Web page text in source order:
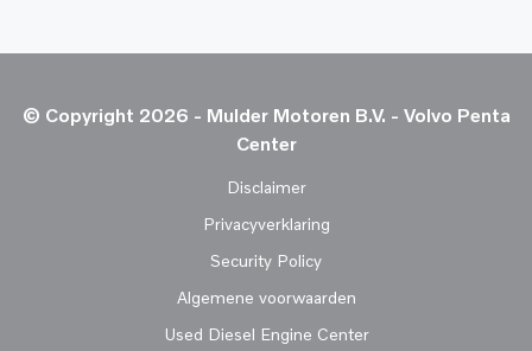
© Copyright 2026 - Mulder Motoren B.V. - Volvo Penta
Center
Disclaimer
Privacyverklaring
Security Policy
Algemene voorwaarden
Used Diesel Engine Center